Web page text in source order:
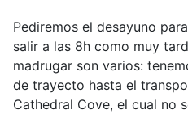
Pediremos el desayuno
salir a las 8h como muy
madrugar son varios:
de trayecto hasta el
Cathedral Cove, el cual no